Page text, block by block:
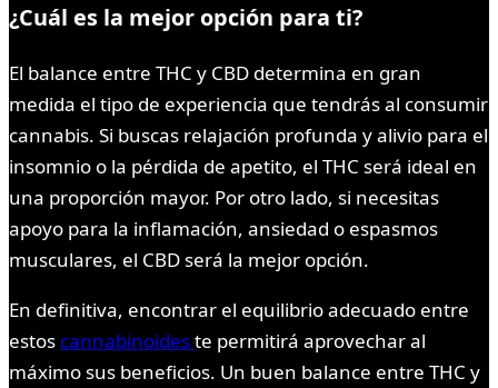
¿Cuál es la mejor opción para ti?
El balance entre THC y CBD determina en gran
medida el tipo de experiencia que tendrás al consumir
cannabis. Si buscas relajación profunda y alivio para el
insomnio o la pérdida de apetito, el THC será ideal en
una proporción mayor. Por otro lado, si necesitas
apoyo para la inflamación, ansiedad o espasmos
musculares, el CBD será la mejor opción.
En definitiva, encontrar el equilibrio adecuado entre
estos cannabinoideste permitirá aprovechar al
máximo sus beneficios. Un buen balance entre THC y